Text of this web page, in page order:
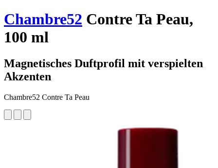
Chambre52 Contre Ta Peau,
100 ml
Magnetisches Duftprofil mit verspielten
Akzenten
Chambre52 Contre Ta Peau